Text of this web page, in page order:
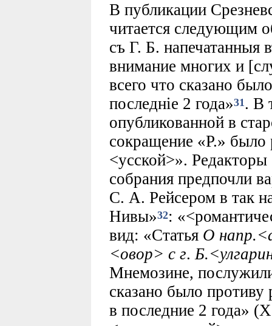
В публикации
читается следующим
съ Г. Б. напечатанныя
внимание многих и
всего что сказано
последнiе 2 года»31 . В
опубликованной в
сокращение «Р.»
<усской>».
собрания предпочли
С. А. Рейсером в так
Нивы»32:
вид: «Статья О
<овор> с г.
Мнемозине,
сказано было
в последние 2 года»